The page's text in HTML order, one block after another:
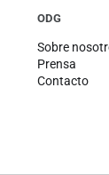
ODG
Sobre
Prensa
Contacto